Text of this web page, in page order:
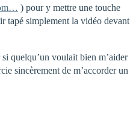
) pour y mettre une touche
tapé simplement la vidéo devant
quelqu’un voulait bien m’aider
sincèrement de m’accorder un